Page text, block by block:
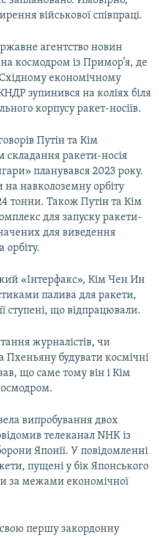
військової співпраці.
агентство новин
космодром із Примор’я, де
економічному
зупинився на коліях біля
корпусу ракет-носіїв.
Путін та Кім
складання ракети-носія
планувався 2023 року.
навколоземну орбіту
тонни. Також Путін та Кім
для запуску ракети-
для виведення
орбіту.
«Інтерфакс», Кім Чен Ин
палива для ракети,
ступені, що відпрацювали.
журналістів, чи
будувати космічні
що саме тому він і Кім
випробування двох
телеканал NHK із
Японії. У повідомленні
пущені у бік Японського
за межами економічної
першу закордонну